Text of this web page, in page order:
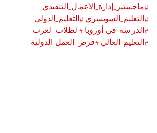
#ماجستير_إدارة_الأعمال_التنفيذي
#التعليم_السويسري #التعليم_الدولي
#الدراسة_في_أوروبا #الطلاب_العرب
#التعليم_العالي #فرص_العمل_الدولية